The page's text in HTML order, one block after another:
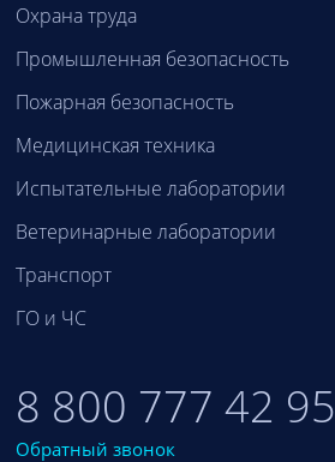
Охрана труда
Промышленная безопасность
Пожарная безопасность
Медицинская техника
Испытательные лаборатории
Ветеринарные лаборатории
Транспорт
ГО и ЧС
8 800 777 42 95
Обратный звонок